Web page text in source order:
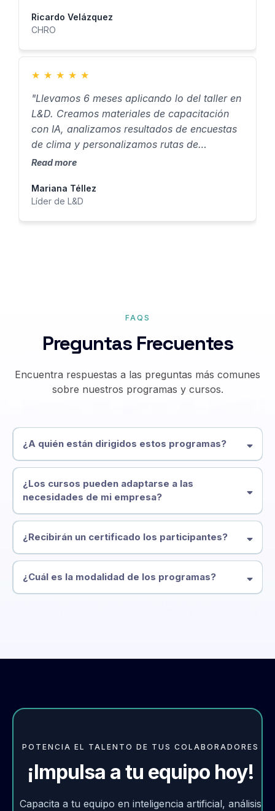
Ricardo Velázquez
CHRO
★ ★ ★ ★ ★
"Llevamos 6 meses aplicando lo del taller en
L&D. Creamos materiales de capacitación
con IA, analizamos resultados de encuestas
de clima y personalizamos rutas de
aprendizaje. Antes eso requería consultores
Read more
Mariana Téllez
Líder de L&D
FAQS
Preguntas Frecuentes
Encuentra respuestas a las preguntas más comunes
sobre nuestros programas y cursos.
¿A quién están dirigidos estos programas?
¿Los cursos pueden adaptarse a las
necesidades de mi empresa?
¿Recibirán un certificado los participantes?
¿Cuál es la modalidad de los programas?
POTENCIA EL TALENTO DE TUS COLABORADORES
¡Impulsa a tu equipo hoy!
Capacita a tu equipo en inteligencia artificial, análisis